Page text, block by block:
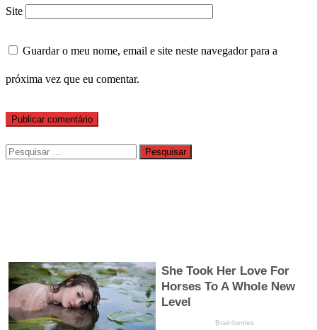
Site
Guardar o meu nome, email e site neste navegador para a
próxima vez que eu comentar.
Pesquisar
por: